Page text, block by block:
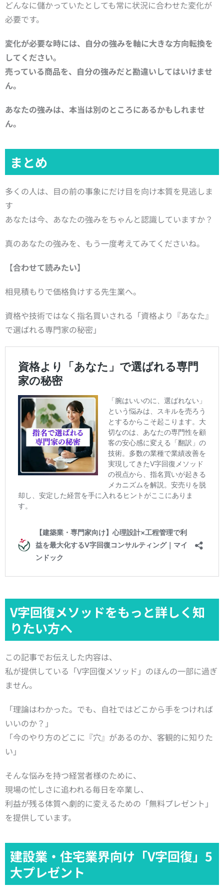
どんなに儲かっていたとしても常に状況に合わせた変化が
必要です。
変化が必要な時には、 自分の強みを軸に大きな方向転換を
してください。
売っている商品を、 自分の強みだと勘違いしてはいけませ
ん。
あなたの強みは、 本当は別のところにあるかもしれませ
ん。
まとめ
多くの人は、目の前の事象にだけ目を向け本質を見逃しま
す
あなたは今、あなたの強みをちゃんと認識していますか？
真のあなたの強みを、もう一度考えてみてくださいね。
【合わせて読みたい】
相見積もりで価格負けする先生業へ。
資格や技術ではなく指名買いされる「資格より『あなた』
で選ばれる専門家の秘密」
V字回復メソッドをもっと詳しく知
りたい方へ
この記事でお伝えした内容は、
私が提供している「V字回復メソッド」のほんの一部に過ぎ
ません。
「理論はわかった。でも、自社ではどこから手をつければ
いいのか？」
「今のやり方のどこに『穴』があるのか、客観的に知りた
い」
そんな悩みを持つ経営者様のために、
現場の忙しさに追われる毎日を卒業し、
利益が残る体質へ劇的に変えるための「無料プレゼント」
を提供しています。
建設業・住宅業界向け「V字回復」5
大プレゼント